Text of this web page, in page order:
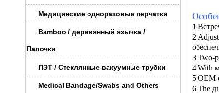
Медицинские одноразовые перчатки
Bamboo / деревянный язычка /
Палочки
ПЭТ / Стеклянные вакуумные трубки
Medical Bandage/Swabs and Others
1.
3.Two-
4.With
5.OEM
6.The